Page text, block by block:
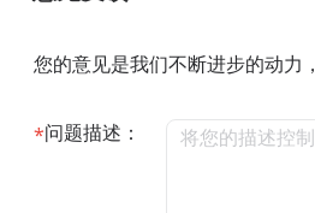
您的意见是我们不断进步的动力
问题描述：